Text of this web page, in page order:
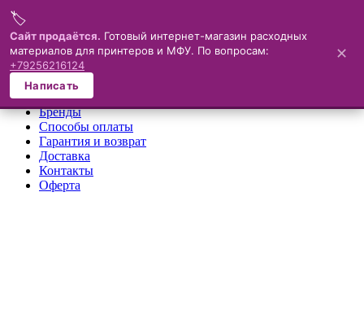
Меню
×
О компании
Каталог
Бренды
Способы оплаты
Гарантия и возврат
Доставка
Контакты
Оферта
🏷️
Сайт продаётся. Готовый интернет-магазин расходных
материалов для принтеров и МФУ. По вопросам:
+79256216124
Написать
✕